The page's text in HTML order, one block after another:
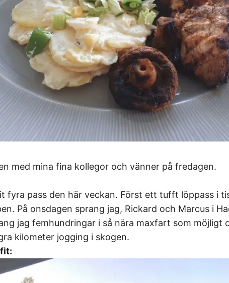
med mina fina kollegor och vänner på fredagen.
fyra pass den här veckan. Först ett tufft löppass i
På onsdagen sprang jag, Rickard och Marcus i
jag femhundringar i så nära maxfart som möjligt
kilometer jogging i skogen.